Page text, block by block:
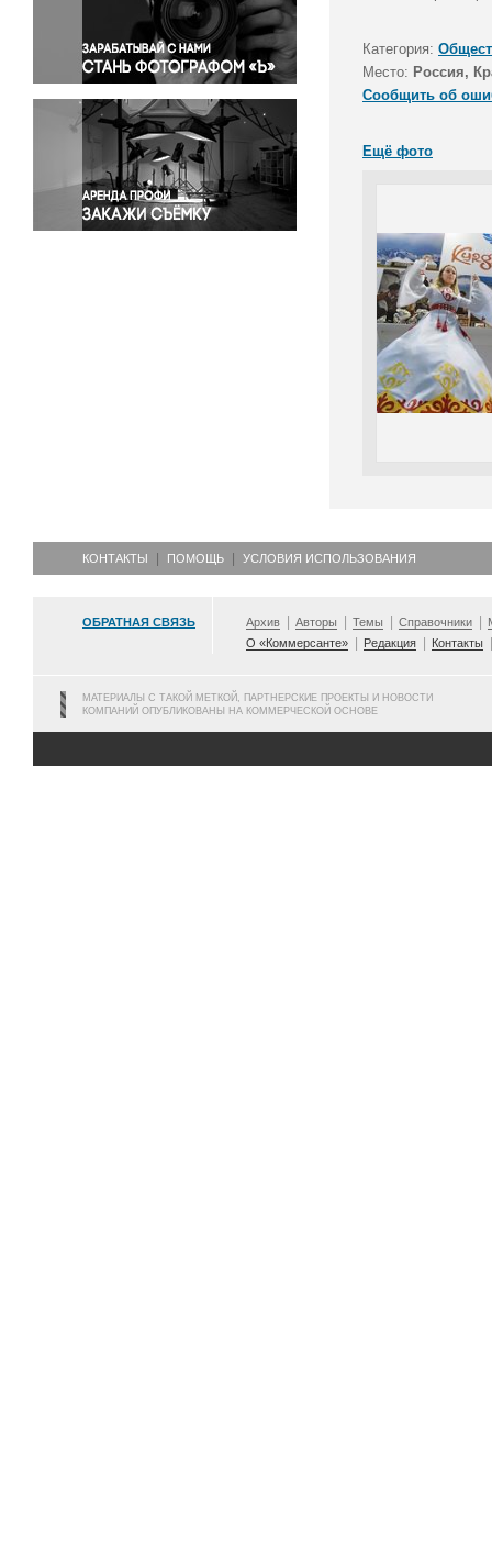
Правосудие
Происшествия и конфликты
Религия
Светская жизнь
Спорт
Экология
Экономика и бизнес
Категория:
Место: Россия,
Сообщить об
Ещё фото
КОНТАКТЫ ПОМОЩЬ УСЛОВИЯ ИСПОЛЬЗОВАНИЯ
ОБРАТНАЯ СВЯЗЬ Архив Авторы Темы Справочники
О «Коммерсанте»
Редакция Контакты
МАТЕРИАЛЫ С ТАКОЙ МЕТКОЙ, ПАРТНЕРСКИЕ ПРОЕКТЫ И НОВОСТИ
КОМПАНИЙ ОПУБЛИКОВАНЫ НА КОММЕРЧЕСКОЙ ОСНОВЕ